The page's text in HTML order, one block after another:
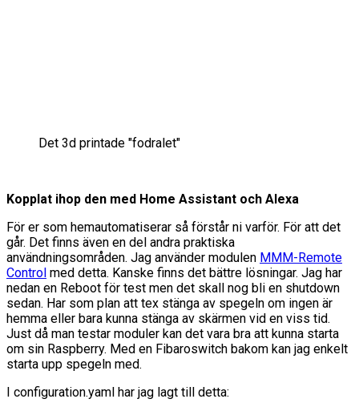
Det 3d printade "fodralet"
Kopplat ihop den med Home Assistant och Alexa
För er som hemautomatiserar så förstår ni varför. För att det
går. Det finns även en del andra praktiska
användningsområden. Jag använder modulen MMM-Remote
Control med detta. Kanske finns det bättre lösningar. Jag har
nedan en Reboot för test men det skall nog bli en shutdown
sedan. Har som plan att tex stänga av spegeln om ingen är
hemma eller bara kunna stänga av skärmen vid en viss tid.
Just då man testar moduler kan det vara bra att kunna starta
om sin Raspberry. Med en Fibaroswitch bakom kan jag enkelt
starta upp spegeln med.
I configuration.yaml har jag lagt till detta: